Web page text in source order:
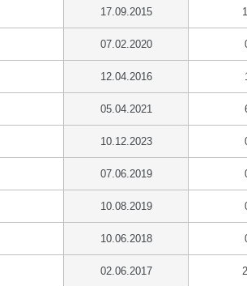
17.09.2015
07.02.2020
12.04.2016
05.04.2021
10.12.2023
07.06.2019
10.08.2019
10.06.2018
02.06.2017